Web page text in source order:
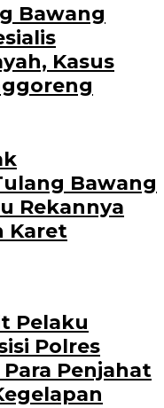
Bawang
Kasus
Bawang
Rekannya
Karet
Pelaku
Polres
Penjahat